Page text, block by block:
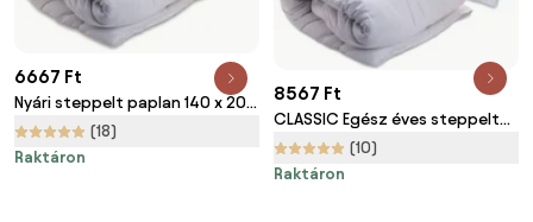
6667 Ft
Nyári steppelt paplan 140 x 200
cm párnával 70 x 90 cm
(18)
Raktáron
8567 Ft
CLASSIC Egész éves steppelt
paplan 140 x 200 cm párnával
70 x 90 cm
(10)
Raktáron